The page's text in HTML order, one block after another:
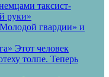
таксист-
руки»
гвардии» и
Этот человек
толпе. Теперь